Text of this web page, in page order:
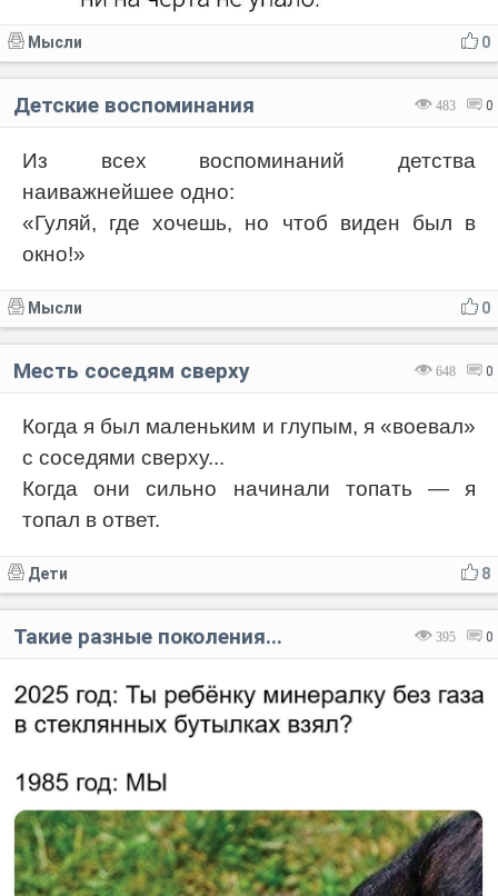
0
Мысли
483 0
Детские воспоминания
Из всех воспоминаний детства
наиважнейшее одно:
«Гуляй, где хочешь, но чтоб виден был в
окно!»
0
Мысли
648 0
Месть соседям сверху
Когда я был маленьким и глупым, я «воевал»
с соседями сверху...
Когда они сильно начинали топать — я
топал в ответ.
8
Дети
395 0
Такие разные поколения...